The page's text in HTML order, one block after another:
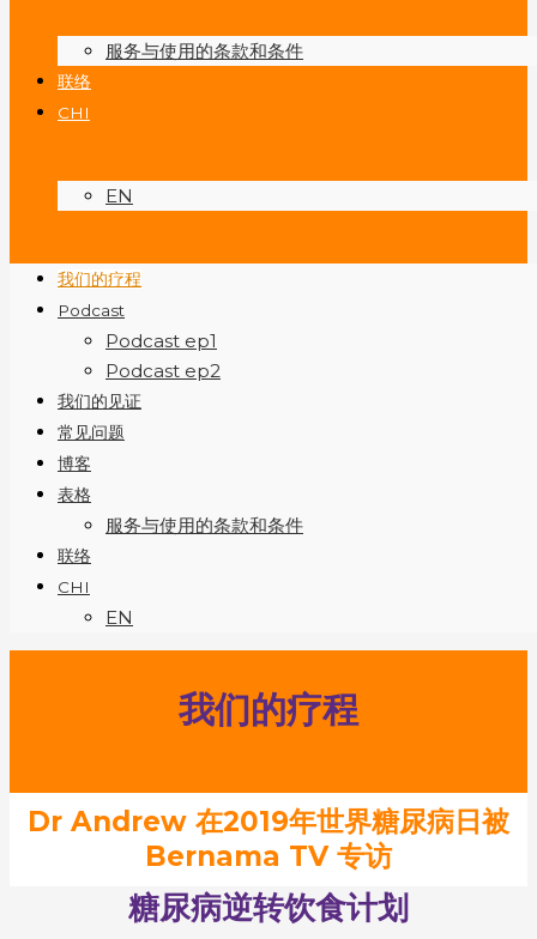
服务与使用的条款和条件
联络
CHI
EN
我们的疗程
Podcast
Podcast ep1
Podcast ep2
我们的见证
常见问题
博客
表格
服务与使用的条款和条件
联络
CHI
EN
我们的疗程
Dr Andrew 在2019年世界糖尿病日被
Bernama TV 专访
糖尿病逆转饮食计划